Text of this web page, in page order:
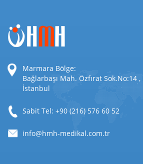
Marmara Bölge:
Bağlarbaşı Mah. Özfırat Sok.No:14
İstanbul
Sabit Tel: +90 (216) 576 60 52